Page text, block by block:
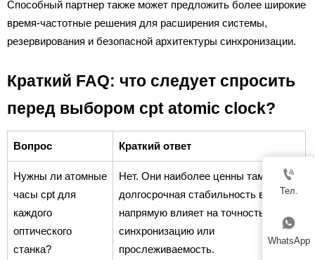
Способный партнер также может предложить более широкие
время-частотные решения для расширения системы,
резервирования и безопасной архитектуры синхронизации.
Краткий FAQ: что следует спросить
перед выбором cpt atomic clock?
Вопрос Краткий ответ
Нужны ли атомные
часы cpt для
каждого
оптического
станка?
Нет. Они наиболее ценны там, где
долгосрочная стабильность времени
напрямую влияет на точность,
синхронизацию или
прослеживаемость.

Тел.

WhatsApp